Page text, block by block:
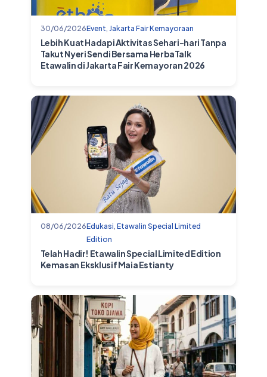
30/06/2026Event Jakarta Fair Kemayoraan
Lebih Kuat Hadapi Aktivitas Sehari-hari Tanpa
Takut Nyeri Sendi Bersama HerbaTalk
Etawalin di Jakarta Fair Kemayoran 2026
08/06/2026Edukasi Etawalin Special Limited
Edition
Telah Hadir! Etawalin Special Limited Edition
Kemasan Eksklusif Maia Estianty